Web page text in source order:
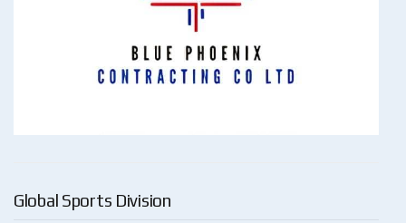
Global Sports Division